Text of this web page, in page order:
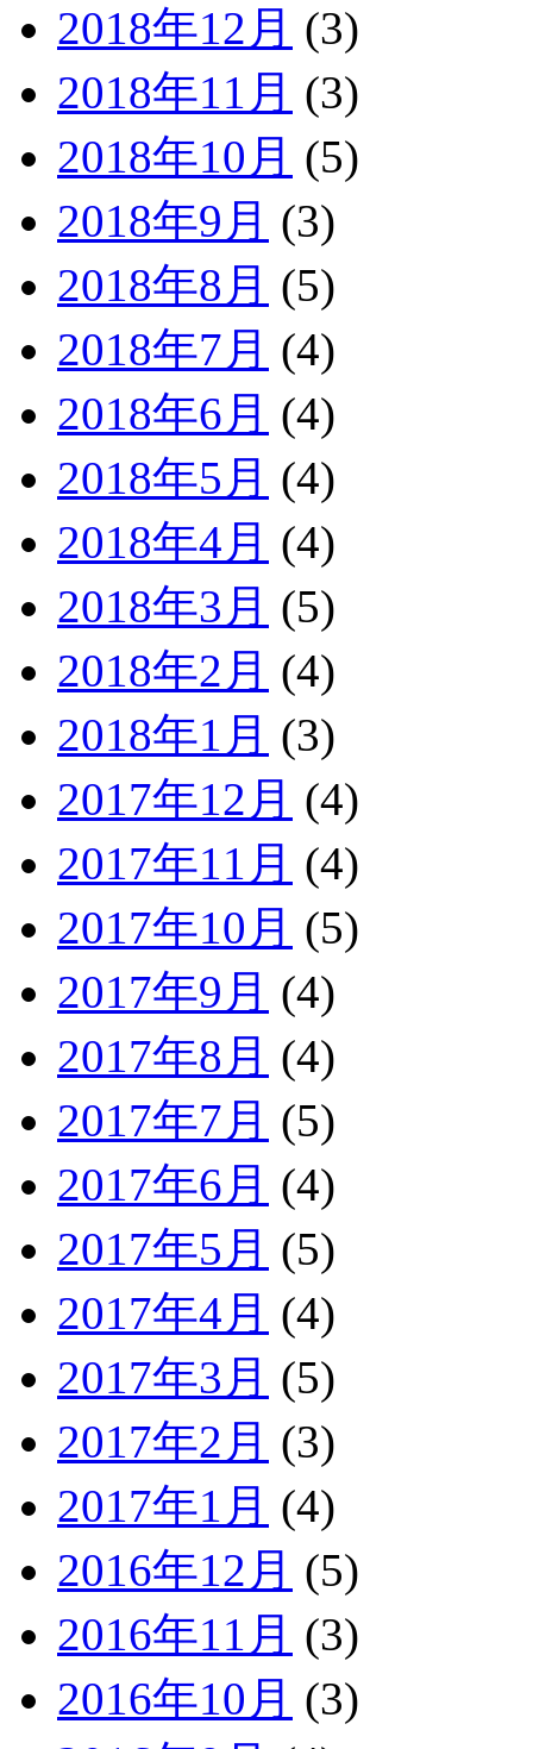
2018年12月 (3)
2018年11月 (3)
2018年10月 (5)
2018年9月 (3)
2018年8月 (5)
2018年7月 (4)
2018年6月 (4)
2018年5月 (4)
2018年4月 (4)
2018年3月 (5)
2018年2月 (4)
2018年1月 (3)
2017年12月 (4)
2017年11月 (4)
2017年10月 (5)
2017年9月 (4)
2017年8月 (4)
2017年7月 (5)
2017年6月 (4)
2017年5月 (5)
2017年4月 (4)
2017年3月 (5)
2017年2月 (3)
2017年1月 (4)
2016年12月 (5)
2016年11月 (3)
2016年10月 (3)